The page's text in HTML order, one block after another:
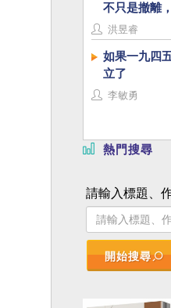
不只是撤離
洪昱睿
如果一九四
立了
李敏勇
熱門搜尋
請輸入標題、
開始搜尋